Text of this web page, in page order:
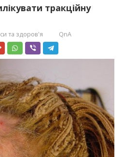
тракційну
та здоров'я QnA